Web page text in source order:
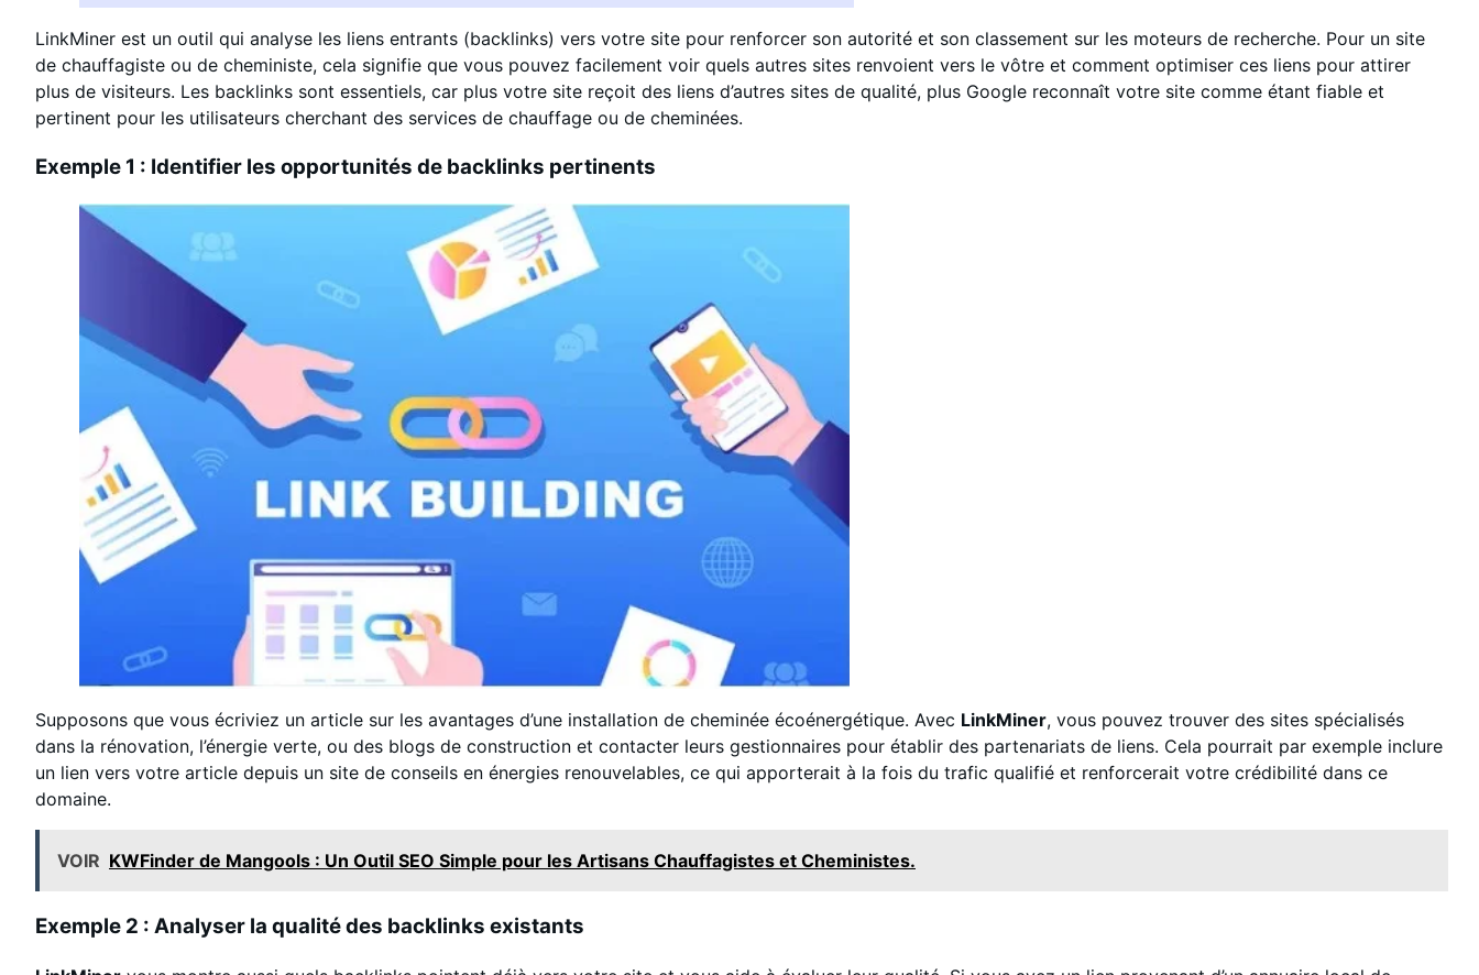
LinkMiner est un outil qui analyse les liens entrants (backlinks) vers votre site pour renforcer son autorité et son classement sur les moteurs de recherche. Pour un site
de chauffagiste ou de cheministe, cela signifie que vous pouvez facilement voir quels autres sites renvoient vers le vôtre et comment optimiser ces liens pour attirer
plus de visiteurs. Les backlinks sont essentiels, car plus votre site reçoit des liens d’autres sites de qualité, plus Google reconnaît votre site comme étant fiable et
pertinent pour les utilisateurs cherchant des services de chauffage ou de cheminées.
Exemple 1 : Identifier les opportunités de backlinks pertinents
Supposons que vous écriviez un article sur les avantages d’une installation de cheminée écoénergétique. Avec LinkMiner, vous pouvez trouver des sites spécialisés
dans la rénovation, l’énergie verte, ou des blogs de construction et contacter leurs gestionnaires pour établir des partenariats de liens. Cela pourrait par exemple inclure
un lien vers votre article depuis un site de conseils en énergies renouvelables, ce qui apporterait à la fois du trafic qualifié et renforcerait votre crédibilité dans ce
domaine.
VOIR KWFinder de Mangools : Un Outil SEO Simple pour les Artisans Chauffagistes et Cheministes.
Exemple 2 : Analyser la qualité des backlinks existants